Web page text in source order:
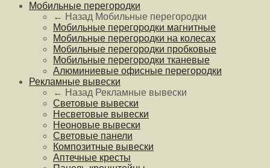
Мобильные перегородки
← Назад Мобильные перегородки
Мобильные перегородки магнитные
Мобильные перегородки на колесах
Мобильные перегородки пробковые
Мобильные перегородки тканевые
Алюминиевые офисные перегородки
Рекламные вывески
← Назад Рекламные вывески
Световые вывески
Несветовые вывески
Неоновые вывески
Световые панели
Композитные вывески
Аптечные кресты